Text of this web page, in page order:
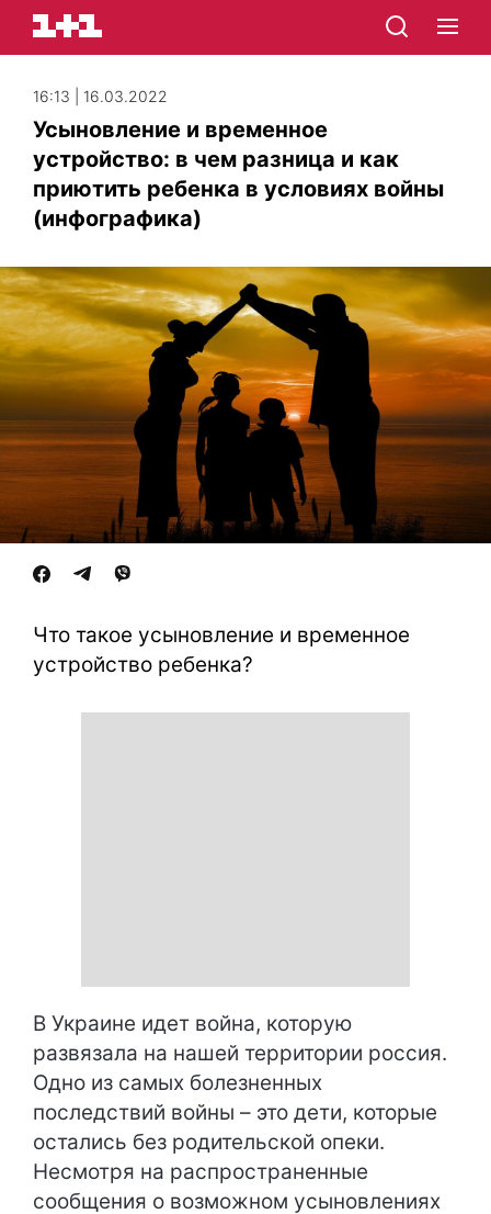
16:13 | 16.03.2022
Усыновление и временное
устройство: в чем разница и как
приютить ребенка в условиях войны
(инфографика)
Что такое усыновление и временное
устройство ребенка?
В Украине идет война, которую
развязала на нашей территории россия.
Одно из самых болезненных
последствий войны – это дети, которые
остались без родительской опеки.
Несмотря на распространенные
сообщения о возможном усыновлениях